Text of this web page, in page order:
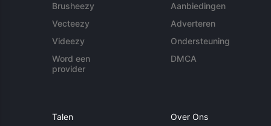
Brusheezy
Vecteezy
Videezy
Word een
provider
Aanbiedingen
Adverteren
Ondersteuning
DMCA
Talen Over Ons